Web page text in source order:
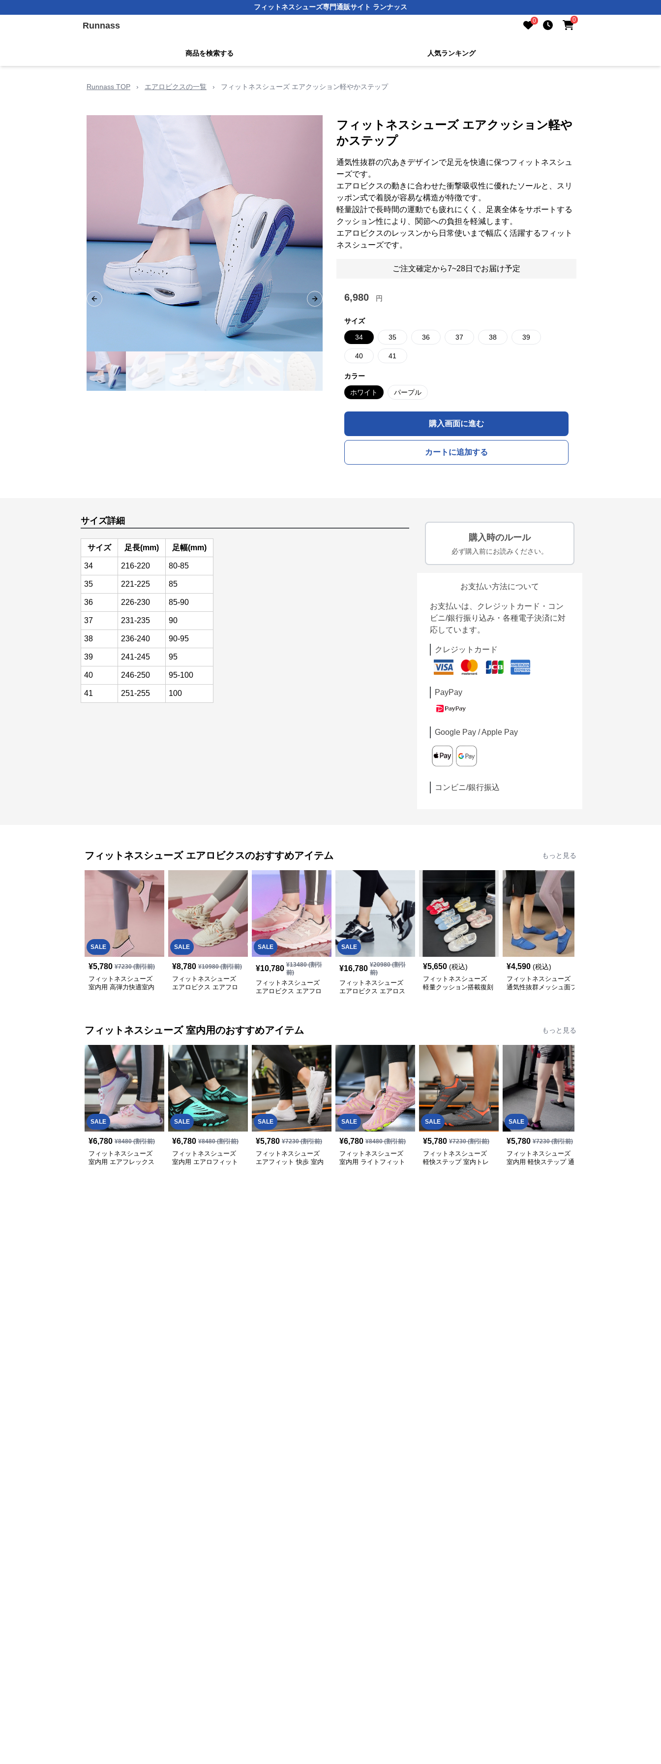
フィットネスシューズ専門通販サイト ランナッス
Runnass 0 0
商品を検索する 人気ランキング
Runnass TOP › エアロビクスの一覧 › フィットネスシューズ エアクッション軽やかステップ
Previous slide Next slide
フィットネスシューズ エアクッション軽や
かステップ
通気性抜群の穴あきデザインで足元を快適に保つフィットネスシュ
ーズです。
エアロビクスの動きに合わせた衝撃吸収性に優れたソールと、スリ
ッポン式で着脱が容易な構造が特徴です。
軽量設計で長時間の運動でも疲れにくく、足裏全体をサポートする
クッション性により、関節への負担を軽減します。
エアロビクスのレッスンから日常使いまで幅広く活躍するフィット
ネスシューズです。
ご注文確定から7~28日でお届け予定
6,980 円
サイズ
34 35 36 37 38 39
40 41
カラー
ホワイト パープル
購入画面に進む
カートに追加する
サイズ詳細
サイズ 足長(mm) 足幅(mm)
34 216-220 80-85
35 221-225 85
36 226-230 85-90
37 231-235 90
38 236-240 90-95
39 241-245 95
40 246-250 95-100
41 251-255 100
購入時のルール
必ず購入前にお読みください。
お支払い方法について
お支払いは、クレジットカード・コン
ビニ/銀行振り込み・各種電子決済に対
応しています。
クレジットカード
PayPay
Google Pay / Apple Pay
コンビニ/銀行振込
フィットネスシューズ エアロビクスのおすすめアイテム もっと見る
SALE
¥5,780 ¥7230(割引前)
フィットネスシューズ
室内用 高弾力快適室内
SALE
¥8,780 ¥10980(割引前)
フィットネスシューズ
エアロビクス エアフロ
SALE
¥10,780 ¥13480(割引
前)
フィットネスシューズ
エアロビクス エアフロ
SALE
¥16,780 ¥20980(割引
前)
フィットネスシューズ
エアロビクス エアロス
¥5,650 (税込)
フィットネスシューズ
軽量クッション搭載復刻
¥4,590 (税込)
フィットネスシューズ
通気性抜群メッシュ面フ
フィットネスシューズ 室内用のおすすめアイテム もっと見る
SALE
¥6,780 ¥8480(割引前)
フィットネスシューズ
室内用 エアフレックス
SALE
¥6,780 ¥8480(割引前)
フィットネスシューズ
室内用 エアロフィット
SALE
¥5,780 ¥7230(割引前)
フィットネスシューズ
エアフィット 快歩 室内
SALE
¥6,780 ¥8480(割引前)
フィットネスシューズ
室内用 ライトフィット
SALE
¥5,780 ¥7230(割引前)
フィットネスシューズ
軽快ステップ 室内トレ
SALE
¥5,780 ¥7230(割引前)
フィットネスシューズ
室内用 軽快ステップ 通